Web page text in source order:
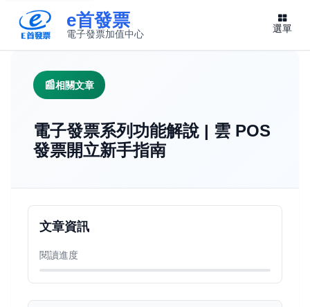
e首發票
電子發票加值中心 選單
相關文章
電子發票系列功能解說 | 雲 POS
發票開立新手指南
文章資訊
閱讀進度